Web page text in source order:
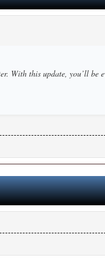
With this update, you’ll be